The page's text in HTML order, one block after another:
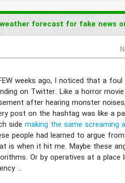
forecast for fake news
weeks ago, I noticed that a
on Twitter. Like a horror
after hearing monster noises,
post on the hashtag was like a
side making the same screaming
people had learned to argue
is when it hit me. Maybe these
Or by operatives at a place
…